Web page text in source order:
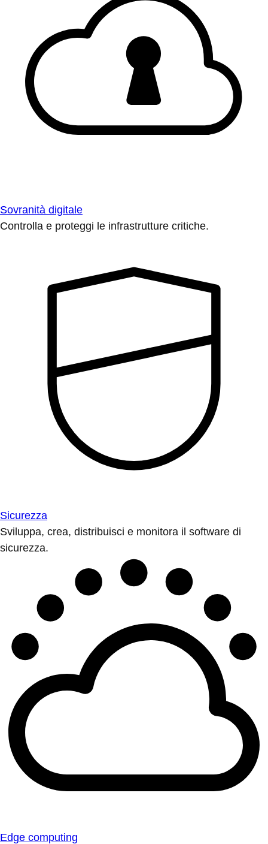
Sovranità digitale
Controlla e proteggi le infrastrutture critiche.
Sicurezza
Sviluppa, crea, distribuisci e monitora il software di
sicurezza.
Edge computing